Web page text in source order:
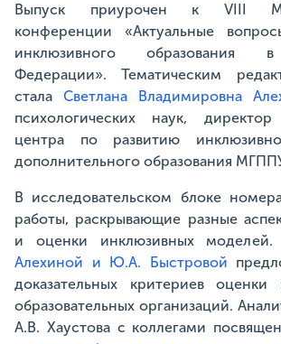
Выпуск приурочен к VIII
конференции «Актуальные
инклюзивного образования
Федерации». Тематическим
стала Светлана Владимировна
психологических наук,
центра по развитию
дополнительного образования
В исследовательском блоке
работы, раскрывающие разные
и оценки инклюзивных
Алехиной и Ю.А. Быстровой
доказательных критериев оценки
образовательных организаций.
А.В. Хаустова с коллегами